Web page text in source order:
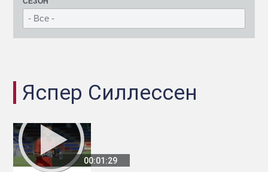
Яспер Силлессен
00:01:29